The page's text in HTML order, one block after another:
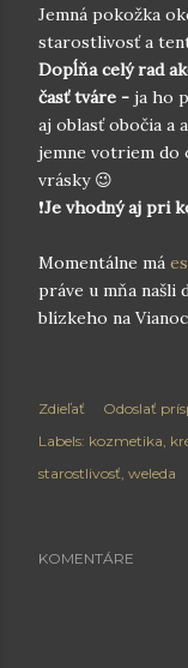
Jemná pokožka
starostlivosť a
Dopĺňa celý rad
časť tváre - ja ho
aj oblasť obočia a
jemne votriem do
vrásky 😉
❗Je vhodný aj pri
Momentálne má
práve u mňa našli
blízkeho na
Zdieľať
Odoslať
Labels: kozmetika
starostlivosť weleda
KOMENTÁRE